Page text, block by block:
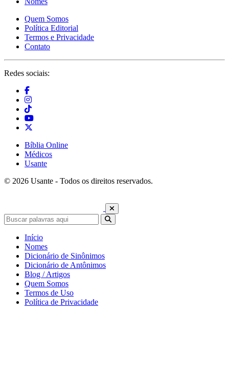
Quem Somos
Política Editorial
Termos e Privacidade
Contato
Redes sociais:
Bíblia Online
Médicos
Usante
© 2026 Usante - Todos os direitos reservados.
Início
Nomes
Dicionário de Sinônimos
Dicionário de Antônimos
Blog / Artigos
Quem Somos
Termos de Uso
Política de Privacidade